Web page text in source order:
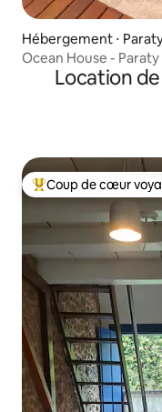
Hébergement ⋅
Ocean House -
Location
Coups de cœur
Coup de cœur